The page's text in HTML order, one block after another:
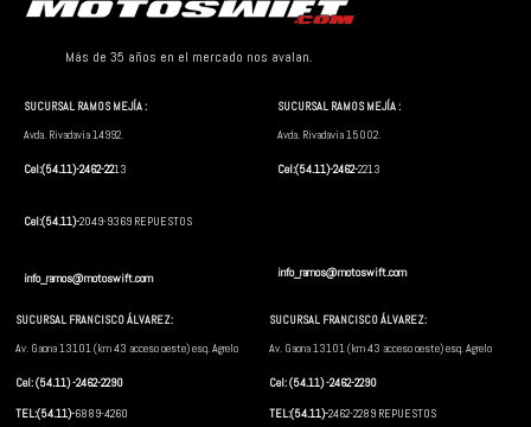
Más de 35 años en el mercado nos avalan.
SUCURSAL RAMOS MEJÍA :
Avda. Rivadavia 14992.
Cel:(54.11)-2462-2213
Cel:(54.11)-2049-9369 REPUESTOS
info_ramos@motoswift.com
SUCURSAL RAMOS MEJÍA :
Avda. Rivadavia 15002.
Cel:(54.11)-2462-2213
info_ramos@motoswift.com
SUCURSAL FRANCISCO ÁLVAREZ:
Av. Gaona 13101 (km 43 acceso oeste) esq. Agrelo
Cel: (54.11) -2462-2290
TEL:(54.11)-6889-4260
SUCURSAL FRANCISCO ÁLVAREZ:
Av. Gaona 13101 (km 43 acceso oeste) esq. Agrelo
Cel: (54.11) -2462-2290
TEL:(54.11)-2462-2289 REPUESTOS